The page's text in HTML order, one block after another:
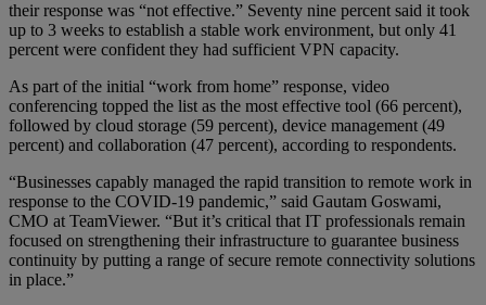
their response was “not effective.” Seventy nine percent said it took
up to 3 weeks to establish a stable work environment, but only 41
percent were confident they had sufficient VPN capacity.
As part of the initial “work from home” response, video
conferencing topped the list as the most effective tool (66 percent),
followed by cloud storage (59 percent), device management (49
percent) and collaboration (47 percent), according to respondents.
“Businesses capably managed the rapid transition to remote work in
response to the COVID-19 pandemic,” said Gautam Goswami,
CMO at TeamViewer. “But it’s critical that IT professionals remain
focused on strengthening their infrastructure to guarantee business
continuity by putting a range of secure remote connectivity solutions
in place.”